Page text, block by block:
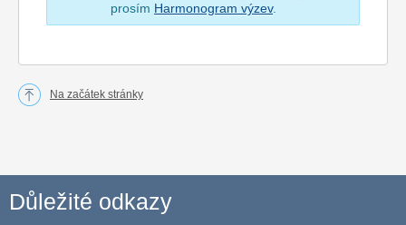
prosím Harmonogram výzev.
Na začátek stránky
Důležité odkazy